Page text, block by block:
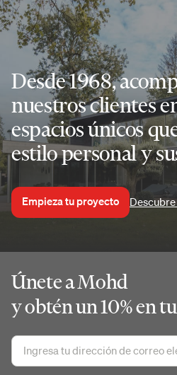
Desde 1968,
nuestros clientes
espacios únicos
estilo personal y
Empieza tu proyecto
Únete a Mohd
y obtén un 10% en